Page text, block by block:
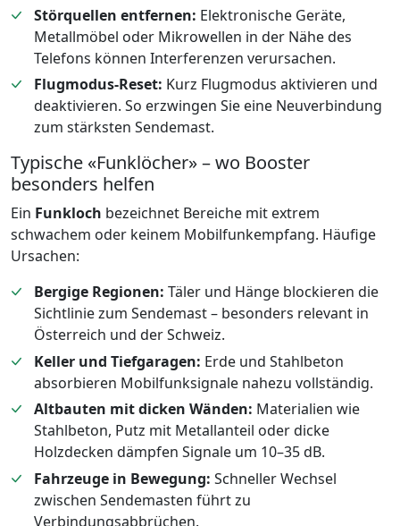
Störquellen entfernen: Elektronische Geräte,
Metallmöbel oder Mikrowellen in der Nähe des
Telefons können Interferenzen verursachen.
Flugmodus-Reset: Kurz Flugmodus aktivieren und
deaktivieren. So erzwingen Sie eine Neuverbindung
zum stärksten Sendemast.
Typische «Funklöcher» – wo Booster
besonders helfen
Ein Funkloch bezeichnet Bereiche mit extrem
schwachem oder keinem Mobilfunkempfang. Häufige
Ursachen:
Bergige Regionen: Täler und Hänge blockieren die
Sichtlinie zum Sendemast – besonders relevant in
Österreich und der Schweiz.
Keller und Tiefgaragen: Erde und Stahlbeton
absorbieren Mobilfunksignale nahezu vollständig.
Altbauten mit dicken Wänden: Materialien wie
Stahlbeton, Putz mit Metallanteil oder dicke
Holzdecken dämpfen Signale um 10–35 dB.
Fahrzeuge in Bewegung: Schneller Wechsel
zwischen Sendemasten führt zu
Verbindungsabbrüchen.